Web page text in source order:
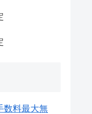
数料最大無